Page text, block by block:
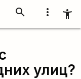
more_vert accessibility_new
search
улиц?